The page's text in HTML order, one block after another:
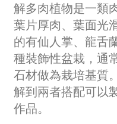
解多肉植物是一類
葉片厚肉、葉面光
的有仙人掌、龍舌
種裝飾性盆栽，通
石材做為栽培基質
解到兩者搭配可以
作品。